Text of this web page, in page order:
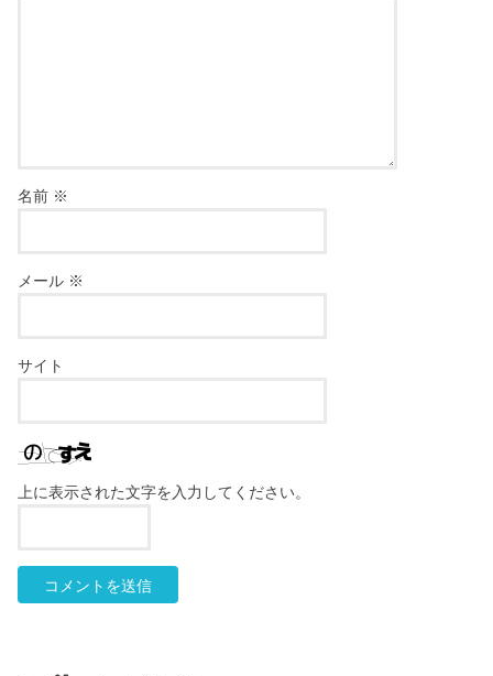
名前 ※
メール ※
サイト
上に表示された文字を入力してください。